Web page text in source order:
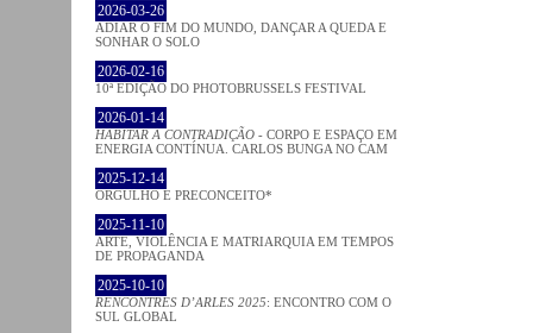
2026-03-26
ADIAR O FIM DO MUNDO, DANÇAR A QUEDA E
SONHAR O SOLO
2026-02-16
10ª EDIÇÃO DO PHOTOBRUSSELS FESTIVAL
2026-01-14
HABITAR A CONTRADIÇÃO - CORPO E ESPAÇO EM
ENERGIA CONTÍNUA. CARLOS BUNGA NO CAM
2025-12-14
ORGULHO E PRECONCEITO*
2025-11-10
ARTE, VIOLÊNCIA E MATRIARQUIA EM TEMPOS
DE PROPAGANDA
2025-10-10
RENCONTRES D’ARLES 2025: ENCONTRO COM O
SUL GLOBAL